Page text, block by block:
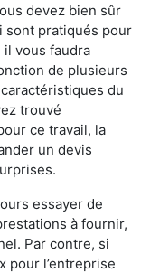
devez bien sûr
sont pratiqués pour
il vous faudra
de plusieurs
du
trouvé
ce travail, la
un devis
essayer de
à fournir,
Par contre, si
pour l’entreprise